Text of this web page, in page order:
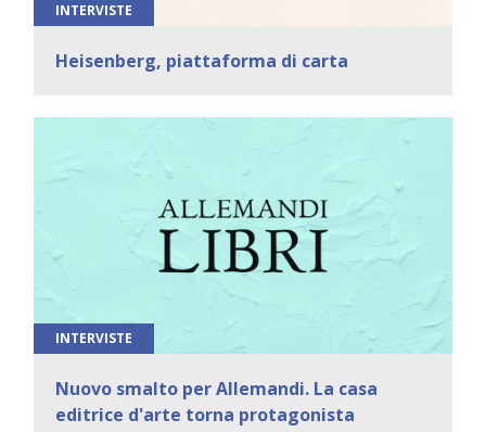
INTERVISTE
Heisenberg, piattaforma di carta
INTERVISTE
Nuovo smalto per Allemandi. La casa
editrice d'arte torna protagonista